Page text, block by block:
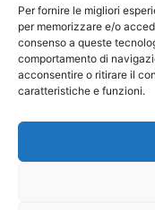
Per fornire le migliori
per memorizzare e/o
consenso a queste
comportamento di
acconsentire o ritirare il
caratteristiche e funzioni.